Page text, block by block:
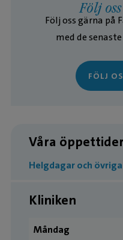
Följ
Följ oss gärna på
med de
FÖLJ
Våra öppettider
Helgdagar och
Kliniken
Måndag